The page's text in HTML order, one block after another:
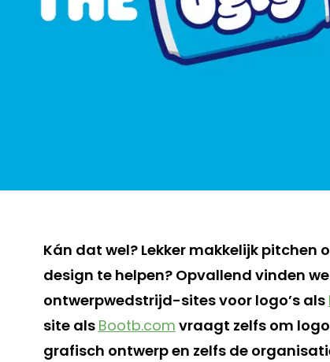
Kán dat wel? Lekker makkelijk pitchen
design te helpen? Opvallend vinden
ontwerpwedstrijd-sites voor logo’s als
site als Bootb.com vraagt zelfs om
grafisch ontwerp en zelfs de